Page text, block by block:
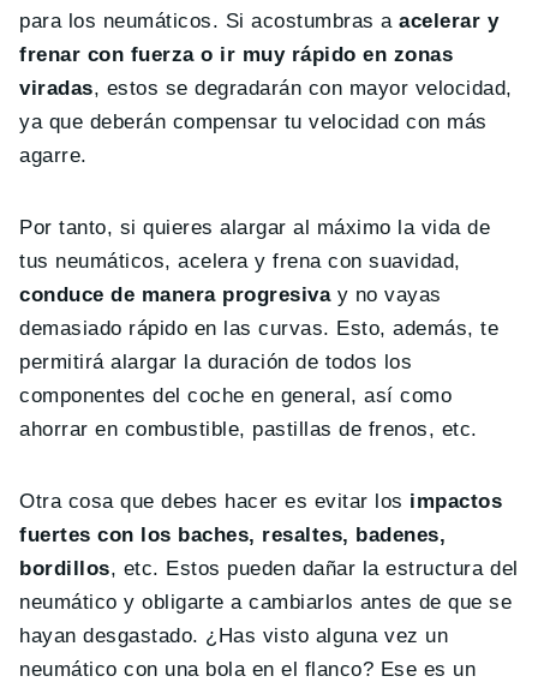
para los neumáticos. Si acostumbras aacelerar y
frenar con fuerza o ir muy rápido en zonas
viradas, estos se degradarán con mayor velocidad,
ya que deberán compensar tu velocidad con más
agarre.
Por tanto, si quieres alargar al máximo la vida de
tus neumáticos, acelera y frena con suavidad,
conduce de manera progresivay no vayas
demasiado rápido en las curvas. Esto, además, te
permitirá alargar la duración de todos los
componentes del coche en general, así como
ahorrar en combustible, pastillas de frenos, etc.
Otra cosa que debes hacer es evitar los impactos
fuertes con los baches, resaltes, badenes,
bordillos, etc. Estos pueden dañar la estructura del
neumático y obligarte a cambiarlos antes de que se
hayan desgastado. ¿Has visto alguna vez un
neumático con una bola en el flanco? Ese es un